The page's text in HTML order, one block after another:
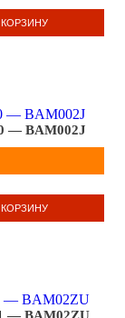
КОРЗИНУ
— BAM002J
КОРЗИНУ